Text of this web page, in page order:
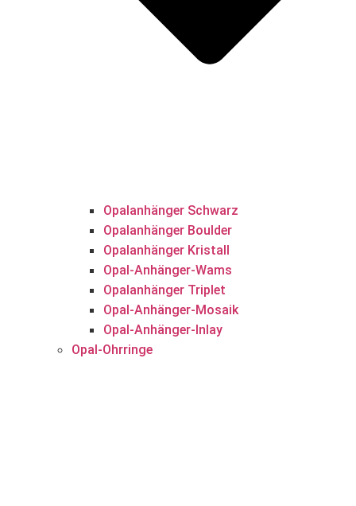
Opalanhänger Schwarz
Opalanhänger Boulder
Opalanhänger Kristall
Opal-Anhänger-Wams
Opalanhänger Triplet
Opal-Anhänger-Mosaik
Opal-Anhänger-Inlay
Opal-Ohrringe